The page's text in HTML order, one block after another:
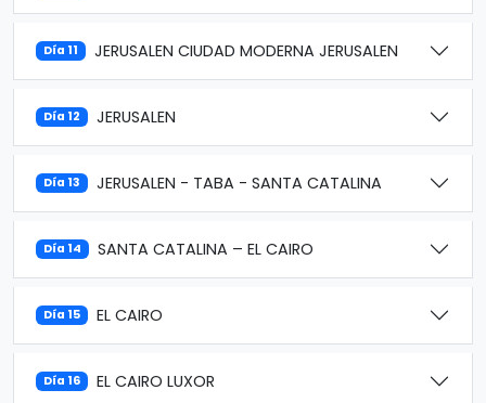
Día 11 JERUSALEN CIUDAD MODERNA JERUSALEN
Día 12 JERUSALEN
Día 13 JERUSALEN - TABA - SANTA CATALINA
Día 14 SANTA CATALINA – EL CAIRO
Día 15 EL CAIRO
Día 16 EL CAIRO LUXOR